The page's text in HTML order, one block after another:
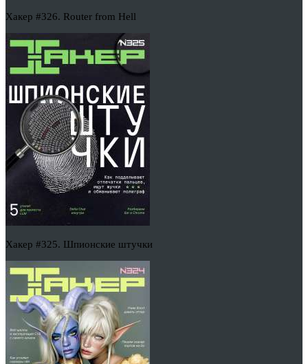
Хакер #326. Router from Hell
Хакер #325. Шпионские штучки